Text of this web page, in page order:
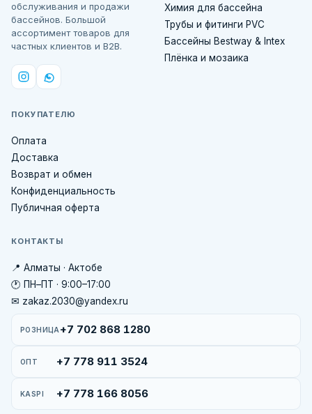
обслуживания и продажи
бассейнов. Большой
ассортимент товаров для
частных клиентов и B2B.
Химия для бассейна
Трубы и фитинги PVC
Бассейны Bestway & Intex
Плёнка и мозаика
ПОКУПАТЕЛЮ
Оплата
Доставка
Возврат и обмен
Конфиденциальность
Публичная оферта
КОНТАКТЫ
📍 Алматы · Актобе
🕐 ПН–ПТ · 9:00–17:00
✉ zakaz.2030@yandex.ru
РОЗНИЦА +7 702 868 1280
ОПТ +7 778 911 3524
KASPI +7 778 166 8056